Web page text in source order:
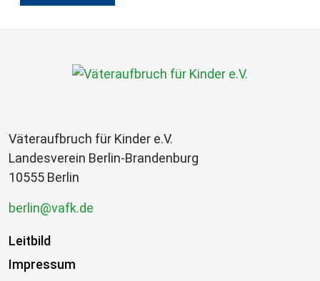
Väteraufbruch für Kinder e.V.
Landesverein Berlin-Brandenburg
10555 Berlin
berlin@vafk.de
Leitbild
Impressum